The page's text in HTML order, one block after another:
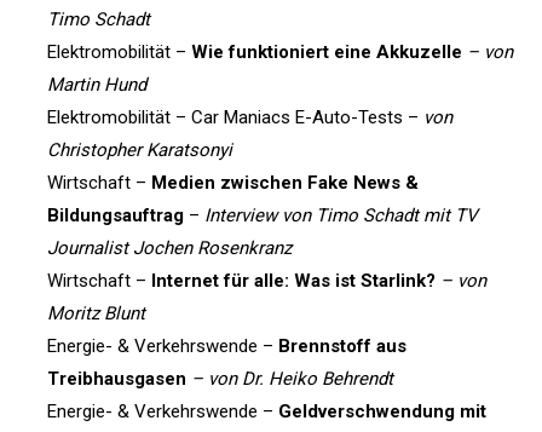
Timo Schadt
Elektromobilität – Wie funktioniert eine Akkuzelle – von
Martin Hund
Elektromobilität – Car Maniacs E-Auto-Tests – von
Christopher Karatsonyi
Wirtschaft – Medien zwischen Fake News &
Bildungsauftrag – Interview von Timo Schadt mit TV
Journalist Jochen Rosenkranz
Wirtschaft – Internet für alle: Was ist Starlink? – von
Moritz Blunt
Energie- & Verkehrswende – Brennstoff aus
Treibhausgasen – von Dr. Heiko Behrendt
Energie- & Verkehrswende – Geldverschwendung mit